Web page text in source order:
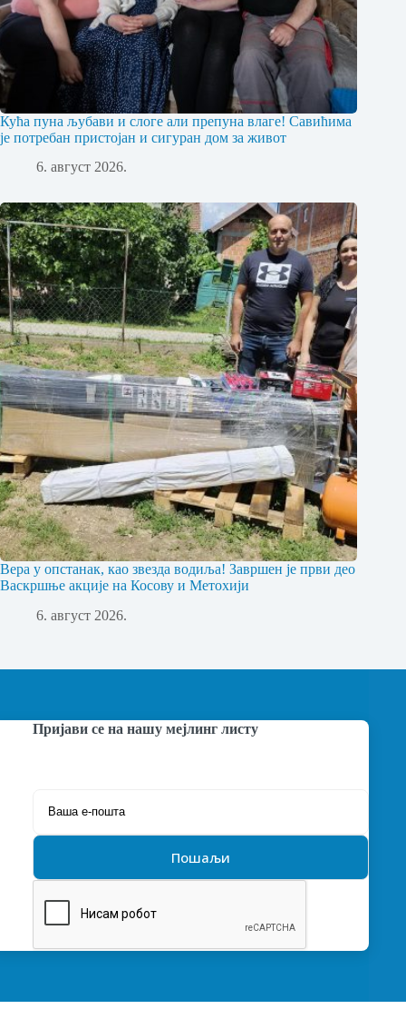
Кућа пуна љубави и слоге али препуна влаге! Савићима
је потребан пристојан и сигуран дом за живот
6. август 2026.
Вера у опстанак, као звезда водиља! Завршен је први део
Васкршње акције на Косову и Метохији
6. август 2026.
Пријави се на нашу мејлинг листу